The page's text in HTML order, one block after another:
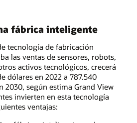
fábrica inteligente
tecnología de fabricación
las ventas de sensores, robots,
activos tecnológicos, crecerá
dólares en 2022 a 787.540
2030, según estima Grand View
invierten en esta tecnología
ventajas: